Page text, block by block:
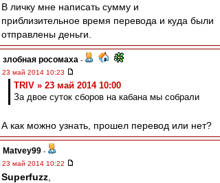
В личку мне написать сумму и
приблизительное время перевода и куда были
отправлены деньги.
злобная росомаха -
23 май 2014 10:23
TRIV » 23 май 2014 10:00
За двое суток сборов на кабана мы собрали
А как можно узнать, прошел перевод или нет?
Matvey99 -
23 май 2014 10:22
Superfuzz